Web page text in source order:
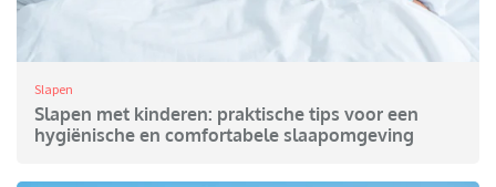
Slapen
Slapen met kinderen: praktische tips voor een
hygiënische en comfortabele slaapomgeving